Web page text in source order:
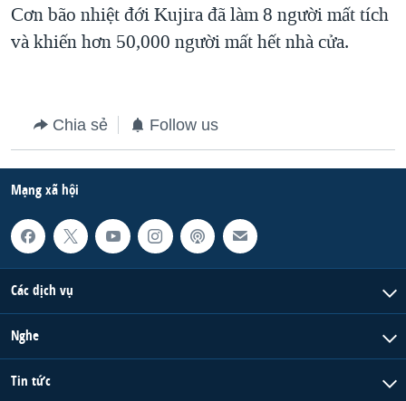
QUAN HỆ VIỆT MỸ
Cơn bão nhiệt đới Kujira đã làm 8 người mất tích
và khiến hơn 50,000 người mất hết nhà cửa.
Chia sẻ Follow us
Mạng xã hội
Các dịch vụ
Nghe
Tin tức